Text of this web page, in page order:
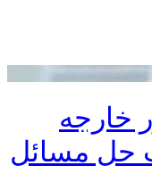
خارجه
حل مسائل